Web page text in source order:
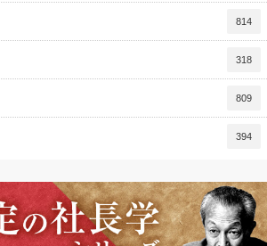
814
318
809
394